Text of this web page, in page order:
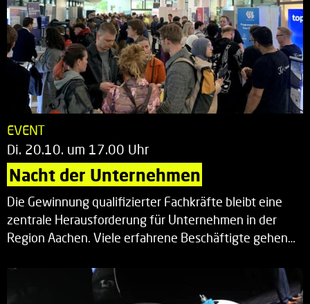
EVENT
Di. 20.10. um 17.00 Uhr
Nacht der Unternehmen
Die Gewinnung qualifizierter Fachkräfte bleibt eine
zentrale Herausforderung für Unternehmen in der
Region Aachen. Viele erfahrene Beschäftigte gehen…